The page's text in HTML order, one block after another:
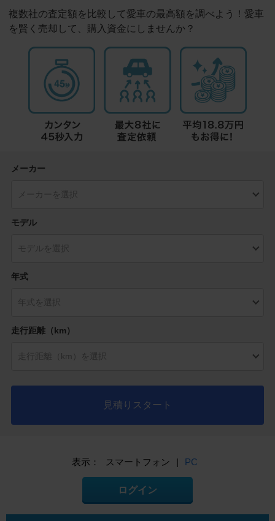
複数社の査定額を比較して愛車の最高額を調べよう！愛車
を賢く売却して、購入資金にしませんか？
メーカー
モデル
年式
走行距離（km）
見積りスタート
表示： スマートフォン | PC
ログイン